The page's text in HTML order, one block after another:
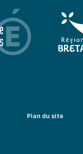
Plan du site